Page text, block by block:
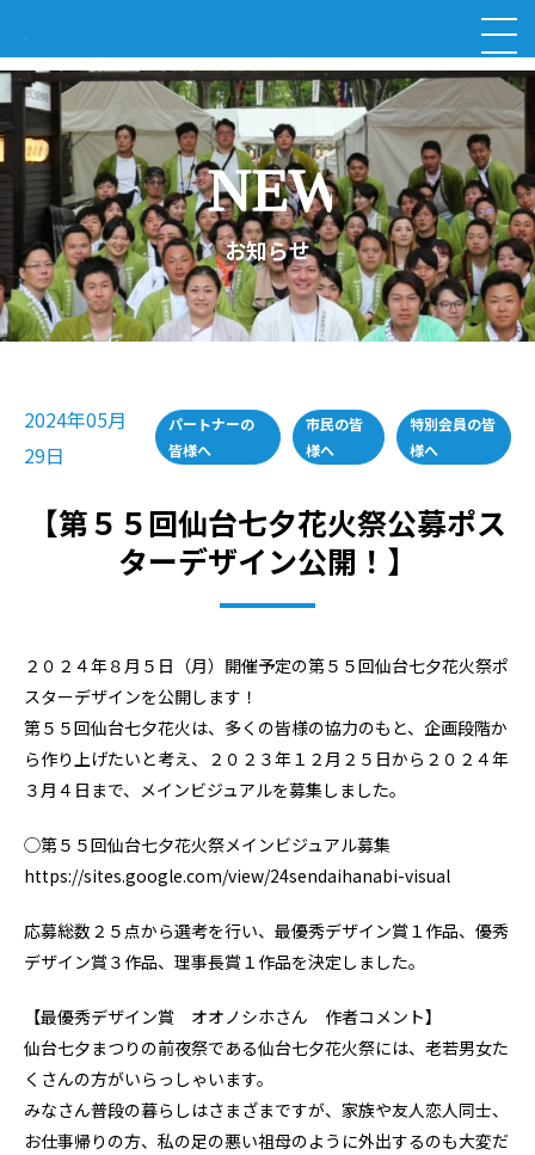
お知らせ
2024年05月
29日
パートナーの
皆様へ
市民の皆
様へ
特別会員の皆
様へ
【第５５回仙台七夕花火祭公募ポス
ターデザイン公開！】
２０２４年８月５日（月）開催予定の第５５回仙台七夕花火祭ポ
スターデザインを公開します！
第５５回仙台七夕花火は、多くの皆様の協力のもと、企画段階か
ら作り上げたいと考え、２０２３年１２月２５日から２０２４年
３月４日まで、メインビジュアルを募集しました。
◯第５５回仙台七夕花火祭メインビジュアル募集
https://sites.google.com/view/24sendaihanabi-visual
応募総数２５点から選考を行い、最優秀デザイン賞１作品、優秀
デザイン賞３作品、理事長賞１作品を決定しました。
【最優秀デザイン賞 オオノシホさん 作者コメント】
仙台七夕まつりの前夜祭である仙台七夕花火祭には、老若男女た
くさんの方がいらっしゃいます。
みなさん普段の暮らしはさまざまですが、家族や友人恋人同士、
お仕事帰りの方、私の足の悪い祖母のように外出するのも大変だ